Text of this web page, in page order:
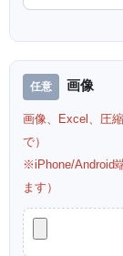
画像
画像、Excel、圧
で）
※iPhone/Android
ます）